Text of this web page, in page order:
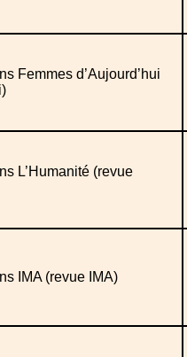
Femmes d’Aujourd’hui
L’Humanité (revue
IMA (revue IMA)